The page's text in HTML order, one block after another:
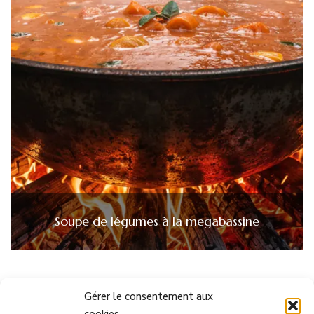
Gérer le consentement aux
Soupe de légumes à la megabassine